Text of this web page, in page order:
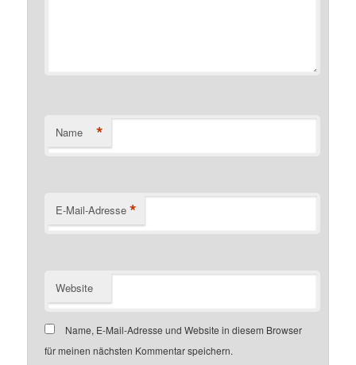
Name *
E-Mail-Adresse *
Website
Name, E-Mail-Adresse und Website in diesem Browser
für meinen nächsten Kommentar speichern.